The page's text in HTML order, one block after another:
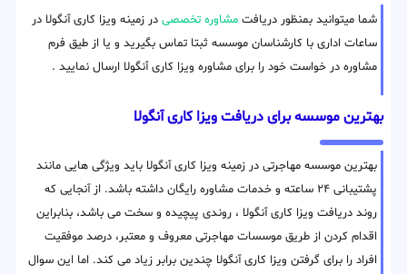
شما میتوانید بمنظور دریافت مشاوره تخصصی در زمینه ویزا کاری آنگولا در
ساعات اداری با کارشناسان موسسه ثبتا تماس بگیرید و یا از طیق فرم
مشاوره در خواست خود را برای مشاوره ویزا کاری آنگولا ارسال نمایید .
بهترین موسسه برای دریافت ویزا کاری آنگولا
بهترین موسسه مهاجرتی در زمینه ویزا کاری آنگولا باید ویژگی هایی مانند
پشتیبانی ۲۴ ساعته و خدمات مشاوره رایگان داشته باشد. از آنجایی که
روند دریافت ویزا کاری آنگولا ، روندی پیچیده و سخت می باشد، بنابراین
اقدام کردن از طریق موسسات مهاجرتی معروف و معتبر، درصد موفقیت
افراد را برای گرفتن ویزا کاری آنگولا چندین برابر زیاد می کند. اما این سوال